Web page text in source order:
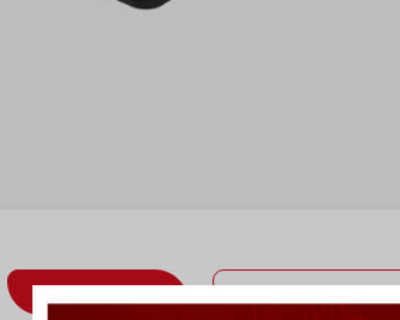
ИНФОРМАЦИЯ ФУНКЦИОНАЛНИ